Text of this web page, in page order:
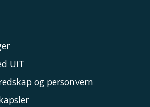
UiT
og personvern